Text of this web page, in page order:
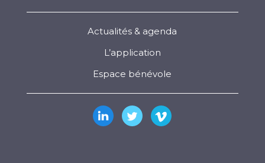
Actualités & agenda
L’application
Espace bénévole